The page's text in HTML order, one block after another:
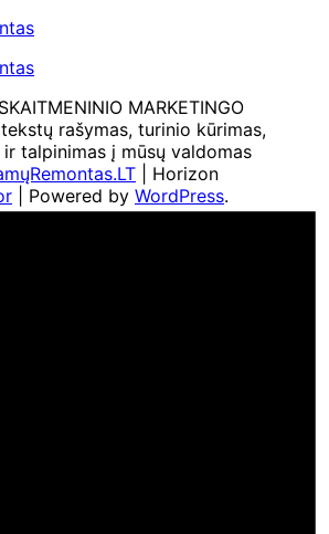
MARKETINGO
tekstų rašymas, turinio kūrimas,
talpinimas į mūsų valdomas
| Horizon
| Powered by WordPress.